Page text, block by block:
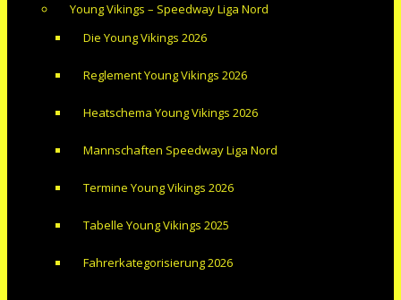
Young Vikings – Speedway Liga Nord
Die Young Vikings 2026
Reglement Young Vikings 2026
Heatschema Young Vikings 2026
Mannschaften Speedway Liga Nord
Termine Young Vikings 2026
Tabelle Young Vikings 2025
Fahrerkategorisierung 2026